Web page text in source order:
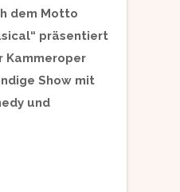
dem Motto
präsentiert
Kammeroper
Show mit
und